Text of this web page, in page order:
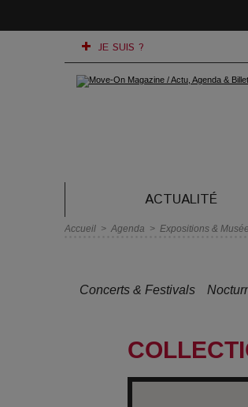
JE SUIS ?
ACTUALITÉ
Accueil > Agenda > Expositions &
Concerts & Festivals